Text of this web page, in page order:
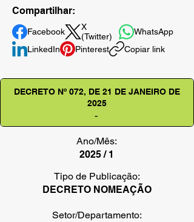
Compartilhar:
Facebook
X
(Twitter)
WhatsApp
LinkedIn
Pinterest Copiar link
DECRETO Nº 072, DE 21 DE JANEIRO DE
2025
-
Ano/Mês:
2025 / 1
Tipo de Publicação:
DECRETO NOMEAÇÃO
Setor/Departamento: